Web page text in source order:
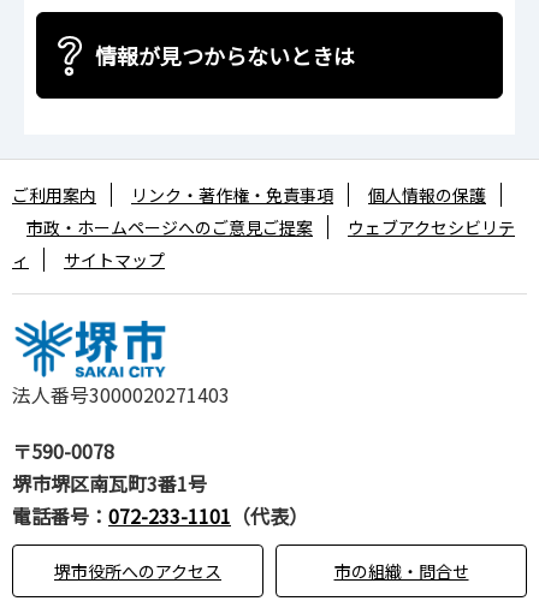
情報が見つからないときは
法人番号3000020271403
〒590-0078
堺市堺区南瓦町3番1号
電話番号： 072-233-1101 （代表）
堺市役所へのアクセス 市の組織・問合せ
ご利用案内 リンク・著作権・免責事項
個人情報の保護
市政・ホームページへのご意見ご提案
ウェブアクセシビリテ
ィ
サイトマップ